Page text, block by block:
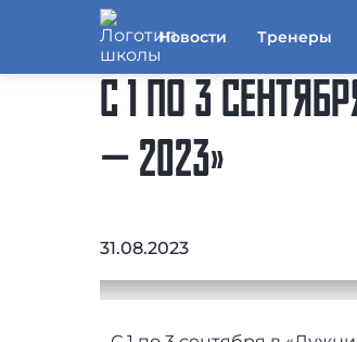
Новости Тренеры
С 1 ПО 3
— 2023»
31.08.2023